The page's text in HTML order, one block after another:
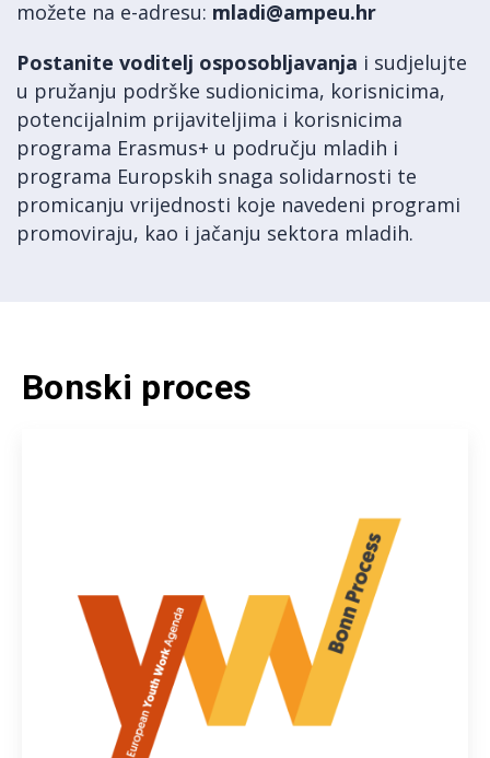
možete na e-adresu: mladi@ampeu.hr
Postanite voditelj osposobljavanja i sudjelujte
u pružanju podrške sudionicima, korisnicima,
potencijalnim prijaviteljima i korisnicima
programa Erasmus+ u području mladih i
programa Europskih snaga solidarnosti te
promicanju vrijednosti koje navedeni programi
promoviraju, kao i jačanju sektora mladih.
Bonski proces